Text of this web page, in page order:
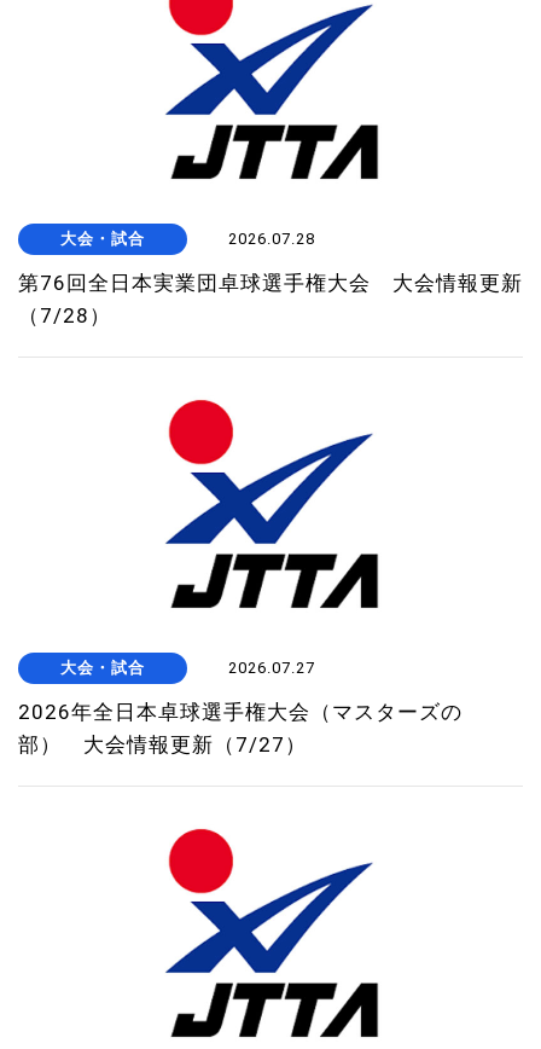
大会・試合 2026.07.28
第76回全日本実業団卓球選手権大会 大会情報更新
（7/28）
大会・試合 2026.07.27
2026年全日本卓球選手権大会（マスターズの
部） 大会情報更新（7/27）